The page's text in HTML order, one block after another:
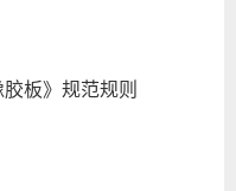
板》规范规则